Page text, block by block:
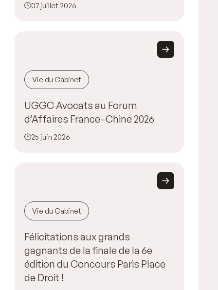
07 juillet 2026
Vie du Cabinet
UGGC Avocats au Forum
d’Affaires France–Chine 2026
25 juin 2026
Vie du Cabinet
Félicitations aux grands
gagnants de la finale de la 6e
édition du Concours Paris Place
de Droit !